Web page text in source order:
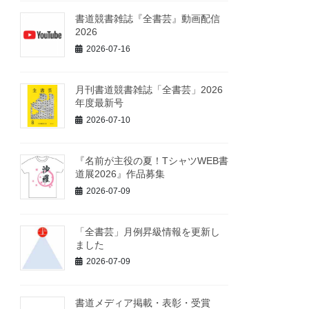
書道競書雑誌『全書芸』動画配信
2026
2026-07-16
月刊書道競書雑誌「全書芸」2026
年度最新号
2026-07-10
『名前が主役の夏！TシャツWEB書
道展2026』作品募集
2026-07-09
「全書芸」月例昇級情報を更新し
ました
2026-07-09
書道メディア掲載・表彰・受賞